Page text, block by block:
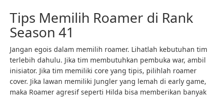
Tips Memilih Roamer di Rank
Season 41
Jangan egois dalam memilih roamer. Lihatlah kebutuhan tim
terlebih dahulu. Jika tim membutuhkan pembuka war, ambil
inisiator. Jika tim memiliki core yang tipis, pilihlah roamer
cover. Jika lawan memiliki Jungler yang lemah di early game,
maka Roamer agresif seperti Hilda bisa memberikan banyak